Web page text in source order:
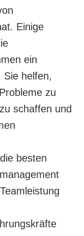
Einige
ein
helfen,
zu
schaffen und
besten